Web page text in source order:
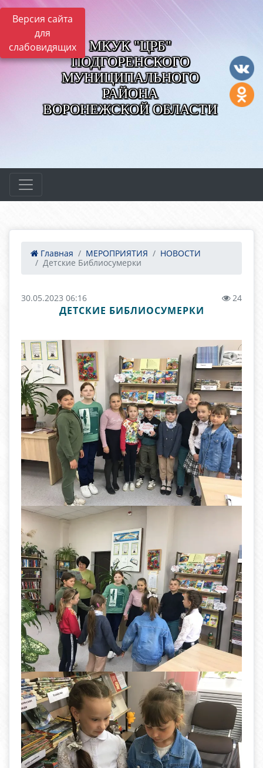
Версия сайта
для
слабовидящих
МКУК "ЦРБ"
ПОДГОРЕНСКОГО
МУНИЦИПАЛЬНОГО
РАЙОНА
ВОРОНЕЖСКОЙ ОБЛАСТИ
Главная МЕРОПРИЯТИЯ
НОВОСТИ
Детские Библиосумерки
30.05.2023 06:16 24
ДЕТСКИЕ БИБЛИОСУМЕРКИ